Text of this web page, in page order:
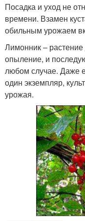
Посадка и уход не
времени. Взамен
обильным урожаем
Лимонник – растение
опыление, и
любом случае. Даже
один экземпляр,
урожая.